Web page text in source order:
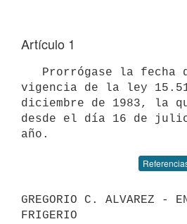
Artículo 1
vigencia de la ley
diciembre de 1983, la
desde el día 16 de
GREGORIO C. ALVAREZ -